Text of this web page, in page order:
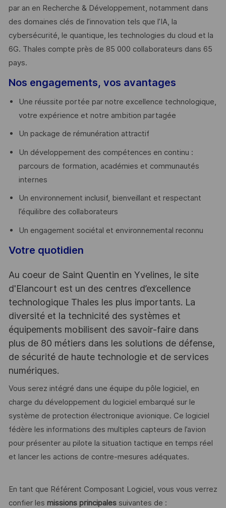
par an en Recherche & Développement, notamment dans
des domaines clés de l’innovation tels que l’IA, la
cybersécurité, le quantique, les technologies du cloud et la
6G. Thales compte près de 85 000 collaborateurs dans 65
pays. ​
Nos engagements, vos avantages
Une réussite portée par notre excellence technologique,
votre expérience et notre ambition partagée
Un package de rémunération attractif
Un développement des compétences en continu :
parcours de formation, académies et communautés
internes
Un environnement inclusif, bienveillant et respectant
l’équilibre des collaborateurs
Un engagement sociétal et environnemental reconnu
Votre quotidien
Au coeur de Saint Quentin en Yvelines, le site
d'Elancourt est un des centres d’excellence
technologique Thales les plus importants. La
diversité et la technicité des systèmes et
équipements mobilisent des savoir-faire dans
plus de 80 métiers dans les solutions de défense,
de sécurité de haute technologie et de services
numériques.
Vous serez intégré dans une équipe du pôle logiciel, en
charge du développement du logiciel embarqué sur le
système de protection électronique avionique. Ce logiciel
fédère les informations des multiples capteurs de l’avion
pour présenter au pilote la situation tactique en temps réel
et lancer les actions de contre-mesures adéquates.
En tant que Référent Composant Logiciel, vous vous verrez
confier les missions principalessuivantes de :